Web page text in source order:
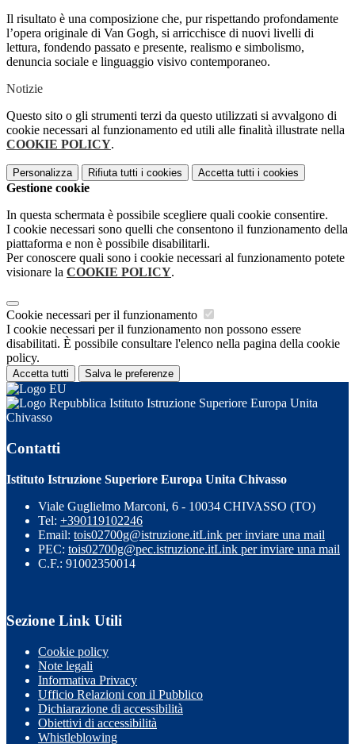
Il risultato è una composizione che, pur rispettando profondamente
l’opera originale di Van Gogh, si arricchisce di nuovi livelli di
lettura, fondendo passato e presente, realismo e simbolismo,
denuncia sociale e linguaggio visivo contemporaneo.
Notizie
Questo sito o gli strumenti terzi da questo utilizzati si avvalgono di
cookie necessari al funzionamento ed utili alle finalità illustrate nella
COOKIE POLICY.
Personalizza Rifiuta tutti i cookies Accetta tutti i cookies
Gestione cookie
In questa schermata è possibile scegliere quali cookie consentire.
I cookie necessari sono quelli che consentono il funzionamento della
piattaforma e non è possibile disabilitarli.
Per conoscere quali sono i cookie necessari al funzionamento potete
visionare la COOKIE POLICY.
Cookie necessari per il funzionamento
I cookie necessari per il funzionamento non possono essere
disabilitati. È possibile consultare l'elenco nella pagina della cookie
policy.
Accetta tutti Salva le preferenze
Istituto Istruzione Superiore Europa Unita
Chivasso
Contatti
Istituto Istruzione Superiore Europa Unita Chivasso
Viale Guglielmo Marconi, 6 - 10034 CHIVASSO (TO)
Tel: +390119102246
Email: tois02700g@istruzione.itLink per inviare una mail
PEC: tois02700g@pec.istruzione.itLink per inviare una mail
C.F.: 91002350014
Sezione Link Utili
Cookie policy
Note legali
Informativa Privacy
Ufficio Relazioni con il Pubblico
Dichiarazione di accessibilità
Obiettivi di accessibilità
Whistleblowing